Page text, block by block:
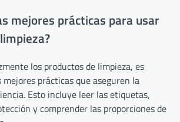
mejores prácticas para usar
los productos de limpieza, es
prácticas que aseguren la
Esto incluye leer las etiquetas,
y comprender las proporciones de